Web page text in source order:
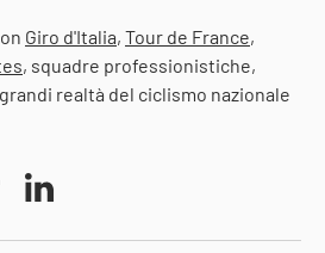
Giro d'Italia, Tour de France,
, squadre professionistiche,
realtà del ciclismo nazionale
LinkedIn